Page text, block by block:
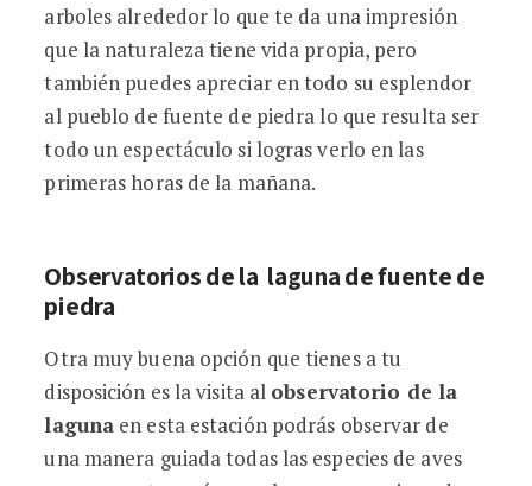
arboles alrededor lo que te da una impresión
que la naturaleza tiene vida propia, pero
también puedes apreciar en todo su esplendor
al pueblo de fuente de piedra lo que resulta ser
todo un espectáculo si logras verlo en las
primeras horas de la mañana.
Observatorios de la laguna de fuente de
piedra
Otra muy buena opción que tienes a tu
disposición es la visita al observatorio de la
laguna en esta estación podrás observar de
una manera guiada todas las especies de aves